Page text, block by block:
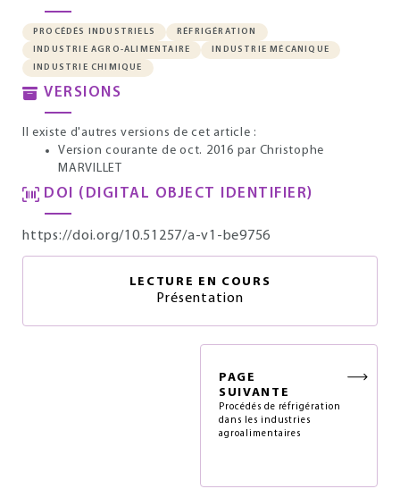
PROCÉDÉS INDUSTRIELS
RÉFRIGÉRATION
INDUSTRIE AGRO-ALIMENTAIRE
INDUSTRIE MÉCANIQUE
INDUSTRIE CHIMIQUE
VERSIONS
Il existe d'autres versions de cet article :
Version courante de oct. 2016 par Christophe
MARVILLET
DOI (DIGITAL OBJECT IDENTIFIER)
https://doi.org/10.51257/a-v1-be9756
LECTURE EN COURS
Présentation
PAGE
SUIVANTE
Procédés de réfrigération
dans les industries
agroalimentaires